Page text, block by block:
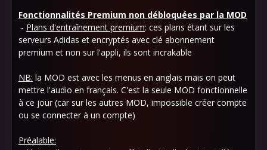
Fonctionnalités Premium non débloquées par la MOD
- Plans d'entraînement premium: ces plans étant sur les
serveurs Adidas et encryptés avec clé abonnement
premium et non sur l'appli, ils sont incrakable
NB: la MOD est avec les menus en anglais mais on peut
mettre l'audio en français. C'est la seule MOD fonctionnelle
à ce jour (car sur les autres MOD, impossible créer compte
ou se connecter à un compte)
Préalable: